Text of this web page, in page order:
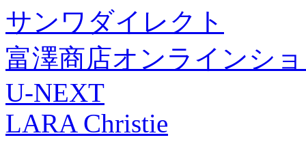
サンワダイレクト
富澤商店オンラインシ
U-NEXT
LARA Christie